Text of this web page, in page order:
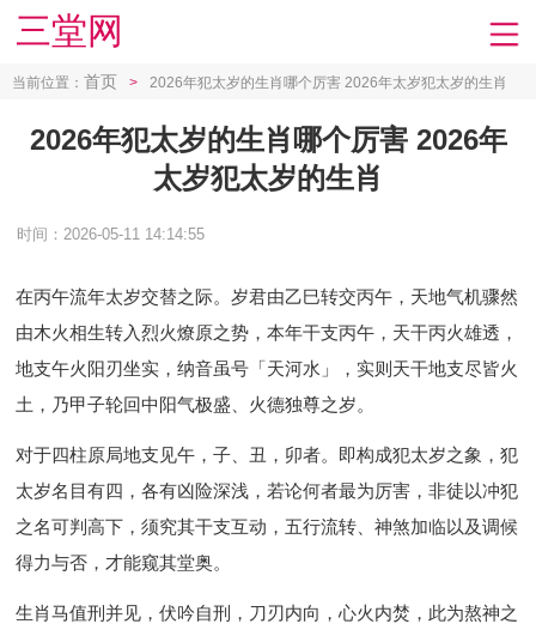
三堂网
当前位置： 首页 > 2026年犯太岁的生肖哪个厉害 2026年太岁犯太岁的生肖
2026年犯太岁的生肖哪个厉害 2026年
太岁犯太岁的生肖
时间：2026-05-11 14:14:55
在丙午流年太岁交替之际。岁君由乙巳转交丙午，天地气机骤然
由木火相生转入烈火燎原之势，本年干支丙午，天干丙火雄透，
地支午火阳刃坐实，纳音虽号「天河水」，实则天干地支尽皆火
土，乃甲子轮回中阳气极盛、火德独尊之岁。
对于四柱原局地支见午，子、丑，卯者。即构成犯太岁之象，犯
太岁名目有四，各有凶险深浅，若论何者最为厉害，非徒以冲犯
之名可判高下，须究其干支互动，五行流转、神煞加临以及调候
得力与否，才能窥其堂奥。
生肖马值刑并见，伏吟自刑，刀刃内向，心火内焚，此为熬神之